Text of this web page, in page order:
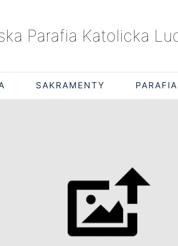
Parafia Katolicka
SAKRAMENTY PARAFIA